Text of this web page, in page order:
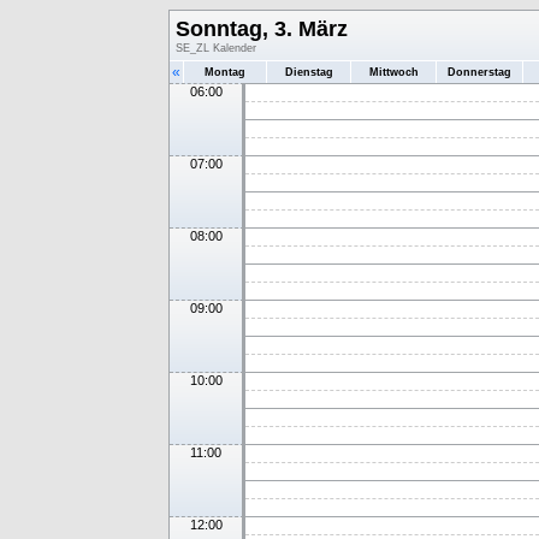
Sonntag, 3. März
SE_ZL Kalender
« Montag Dienstag Mittwoch Donnerstag
06:00
07:00
08:00
09:00
10:00
11:00
12:00